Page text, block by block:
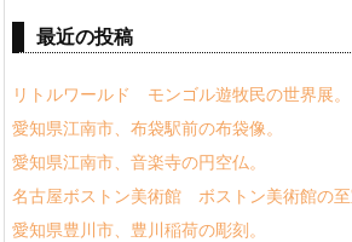
最近の投稿
リトルワールド モンゴル遊牧民の世界展。
愛知県江南市、布袋駅前の布袋像。
愛知県江南市、音楽寺の円空仏。
名古屋ボストン美術館 ボストン美術館の
愛知県豊川市、豊川稲荷の彫刻。